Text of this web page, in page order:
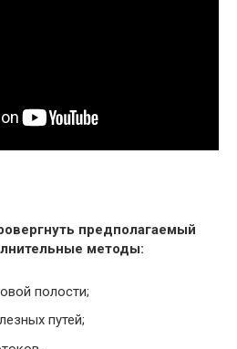
предполагаемый
методы:
полости;
путей;